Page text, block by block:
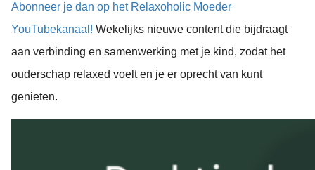
Abonneer je dan op het Relaxoholic Moeder
YouTubekanaal! Wekelijks nieuwe content die bijdraagt
aan verbinding en samenwerking met je kind, zodat het
ouderschap relaxed voelt en je er oprecht van kunt
genieten.